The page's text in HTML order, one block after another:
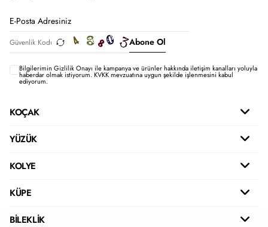
Abone Ol
Bilgilerimin Gizlilik Onayı ile kampanya ve ürünler hakkında iletişim kanalları yoluyla
haberdar olmak istiyorum.KVKK mevzuatına uygun şekilde işlenmesini kabul
ediyorum.
KOÇAK
YÜZÜK
KOLYE
KÜPE
BİLEKLİK